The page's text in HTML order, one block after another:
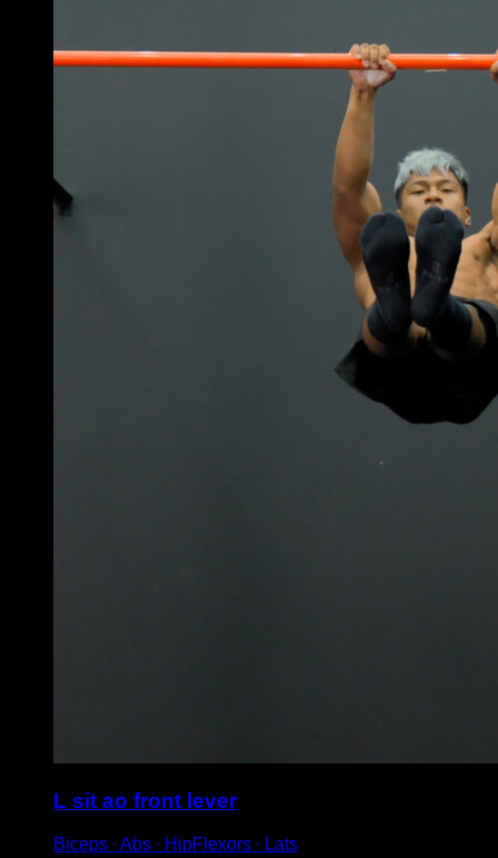
L sit ao front lever
Biceps ∙ Abs ∙ HipFlexors ∙ Lats